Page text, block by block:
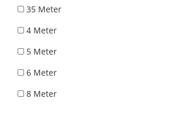
35 Meter
4 Meter
5 Meter
6 Meter
8 Meter